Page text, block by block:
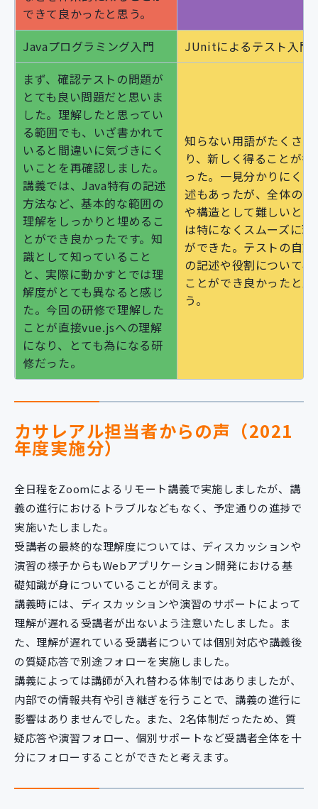
できて良かったと思う。
Javaプログラミング入門
JUnitによるテスト入門
まず、確認テストの問題が
とても良い問題だと思いま
した。理解したと思ってい
る範囲でも、いざ書かれて
いると間違いに気づきにく
いことを再確認しました。
講義では、Java特有の記述
方法など、基本的な範囲の
理解をしっかりと埋めるこ
とができ良かったです。知
識として知っていること
と、実際に動かすとでは理
解度がとても異なると感じ
た。今回の研修で理解した
ことが直接vue.jsへの理解
になり、とても為になる研
修だった。
知らない用語がたくさん
り、新しく得ることが多
った。一見分かりにくい
述もあったが、全体の記
や構造として難しいとこ
は特になくスムーズに理
ができた。テストの自動
の記述や役割について学
ことができ良かったと思
う。
カサレアル担当者からの声（2021
年度実施分）
全日程をZoomによるリモート講義で実施しましたが、講
義の進行におけるトラブルなどもなく、予定通りの進捗で
実施いたしました。
受講者の最終的な理解度については、ディスカッションや
演習の様子からもWebアプリケーション開発における基
礎知識が身についていることが伺えます。
講義時には、ディスカッションや演習のサポートによって
理解が遅れる受講者が出ないよう注意いたしました。ま
た、理解が遅れている受講者については個別対応や講義後
の質疑応答で別途フォローを実施しました。
講義によっては講師が入れ替わる体制ではありましたが、
内部での情報共有や引き継ぎを行うことで、講義の進行に
影響はありませんでした。また、2名体制だったため、質
疑応答や演習フォロー、個別サポートなど受講者全体を十
分にフォローすることができたと考えます。